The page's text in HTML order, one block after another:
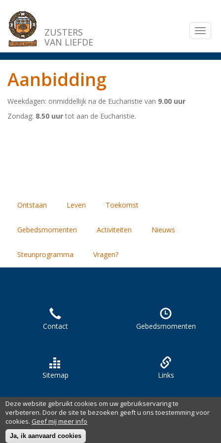
Overslaan
naar
inhoud
gaan
ZUSTERS
VAN LIEFDE
Aanbidding
Weekdagen: onmiddellijk na de Eucharistie van 9.00 uur
Zondag: 8.50 uur tot aan de Eucharistie.
Ontstaan Leven Toekomst
Gebedsmomenten Activiteiten Nieuws
Steunprogramma Vragen?
Contact Gebedsmomenten
Sitemap Links
Copyright 2025 -Zusters van Liefde- Privacy verklaring-
Deze website gebruikt cookies om uw gebruikservaring te
verbeteren. Door de site te bezoeken geeft u ons toestemming voor
cookies. Geef mij meer info
Ja, ik aanvaard cookies